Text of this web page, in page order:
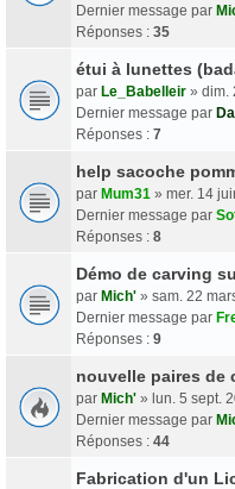
Dernier message par
Réponses : 35
étui à lunettes
par Le_Babelleir » dim.
Dernier message par
Réponses : 7
help sacoche
par Mum31 » mer. 14
Dernier message par
Réponses : 8
Démo de carving
par Mich' » sam. 22
Dernier message par
Réponses : 9
nouvelle paires de
par Mich' » lun. 5 sept.
Dernier message par
Réponses : 44
Fabrication d'un